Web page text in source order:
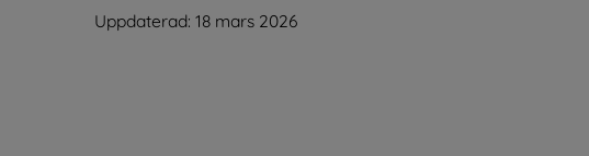
Uppdaterad: 18 mars 2026